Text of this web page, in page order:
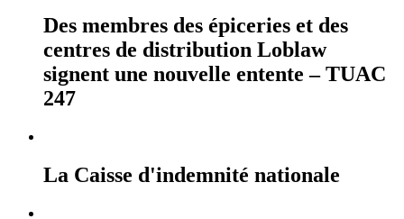
Des membres des épiceries et des
centres de distribution Loblaw
signent une nouvelle entente – TUAC
247
La Caisse d'indemnité nationale